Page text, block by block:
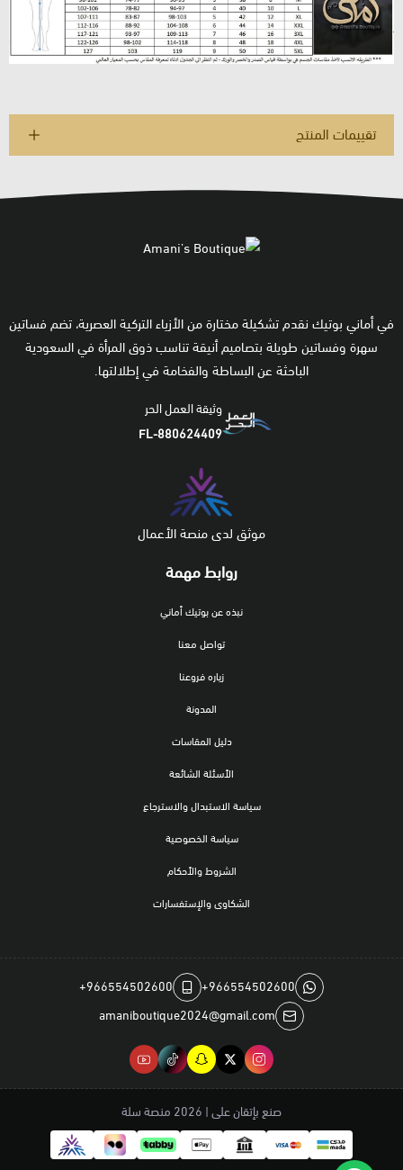
تقييمات المنتج
روابط مهمة
نبذه عن بوتيك أماني
تواصل معنا
زياره فروعنا
المدونة
دليل المقاسات
الأسئلة الشائعة
سياسة الاستبدال والاسترجاع
سياسة الخصوصية
الشروط والأحكام
الشكاوى والإستفسارات
في أماني بوتيك نقدم تشكيلة مختارة من الأزياء التركية العصرية، تضم فساتين
سهرة وفساتين طويلة بتصاميم أنيقة تناسب ذوق المرأة في السعودية
الباحثة عن البساطة والفخامة في إطلالتها.
وثيقة العمل الحر
FL-880624409
موثق لدى منصة الأعمال
+966554502600
+966554502600
amaniboutique2024@gmail.com
صنع بإتقان على | 2026 منصة سلة